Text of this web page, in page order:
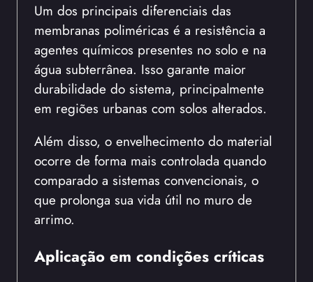
Um dos principais diferenciais das
membranas poliméricas é a resistência a
agentes químicos presentes no solo e na
água subterrânea. Isso garante maior
durabilidade do sistema, principalmente
em regiões urbanas com solos alterados.
Além disso, o envelhecimento do material
ocorre de forma mais controlada quando
comparado a sistemas convencionais, o
que prolonga sua vida útil no muro de
arrimo.
Aplicação em condições críticas